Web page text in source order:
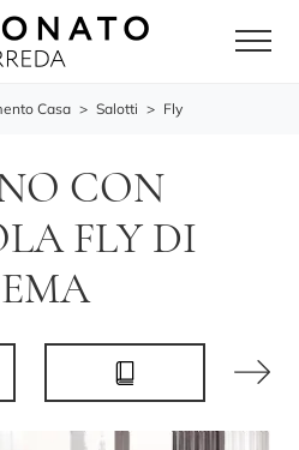
Casa > Salotti > Fly
CON
FLY DI